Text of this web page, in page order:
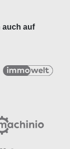
auch auf